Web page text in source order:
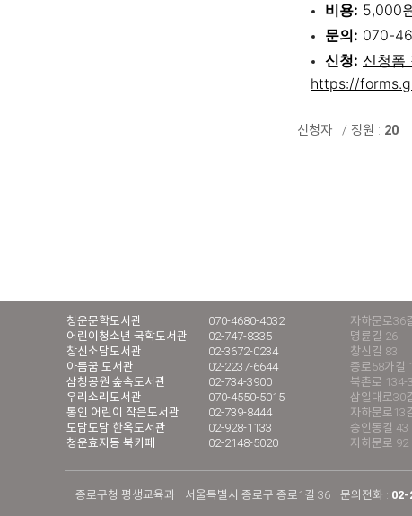
비용: 5,000
문의: 070-
신청: 신청폼
https://
신청자 : / 정원 : 20
청운문학도서관 070-4680-4032
자하문로36
어린이청소년 국학도서관
02-747-8335
명륜길 26
창신소담도서관
02-3672-0234
창신길 83
아름꿈 도서관
02-2237-6644
종로58가길
삼청공원 숲속도서관
02-734-3900
북촌로 134-
우리소리도서관
070-4550-5015
삼일대로30
통인 어린이 작은도서관
02-739-8444
자하문로13
도담도담 한옥도서관
02-928-1133
숭인동길 43
청운효자동 북카페
02-2148-5020 자하문로 92
종로구청 평생교육과 서울특별시 종로구 종로1길 36 문의전화 : 02-